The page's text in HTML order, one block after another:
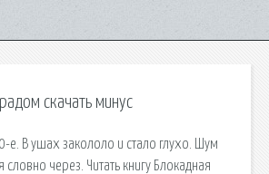
скачать минус
е. В ушах закололо и стало глухо. Шум
через. Читать книгу Блокадная